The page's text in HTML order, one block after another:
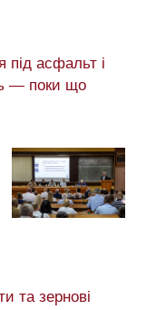
під асфальт і
— поки що
та зернові